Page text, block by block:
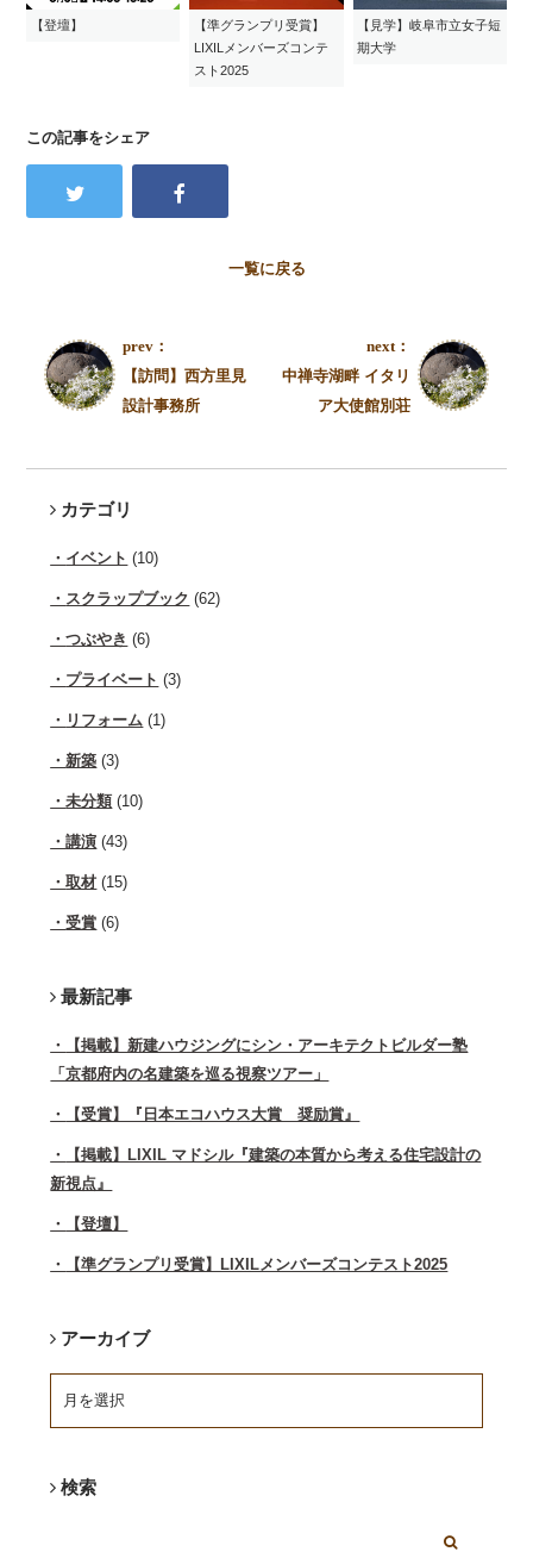
【登壇】
【準グランプリ受賞】
LIXILメンバーズコンテ
スト2025
【見学】岐阜市立女子短
期大学
この記事をシェア
一覧に戻る
prev：
【訪問】西方里見
設計事務所
next：
中禅寺湖畔 イタリ
ア大使館別荘
カテゴリ
イベント (10)
スクラップブック (62)
つぶやき (6)
プライベート (3)
リフォーム (1)
新築 (3)
未分類 (10)
講演 (43)
取材 (15)
受賞 (6)
最新記事
【掲載】新建ハウジングにシン・アーキテクトビルダー塾
「京都府内の名建築を巡る視察ツアー」
【受賞】『日本エコハウス大賞 奨励賞』
【掲載】LIXIL マドシル『建築の本質から考える住宅設計の
新視点』
【登壇】
【準グランプリ受賞】LIXILメンバーズコンテスト2025
アーカイブ
検索